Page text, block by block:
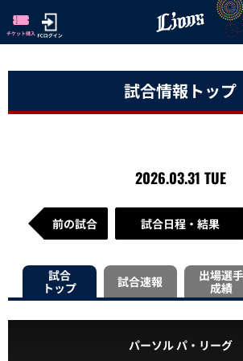
試合情報トップ
2026.03.31 TUE
前の試合 試合日程・結果
試合
トップ
試合速報
出場選手
成績
パーソル パ・リーグ